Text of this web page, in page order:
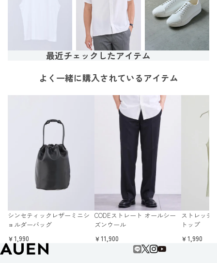
最近チェックしたアイテム
よく一緒に購入されているアイテム
シンセティックレザーミニシ
ョルダーバッグ
￥1,990
CODEストレート オールシー
ズンウール
￥11,900
ストレッチ
トップ
￥1,990